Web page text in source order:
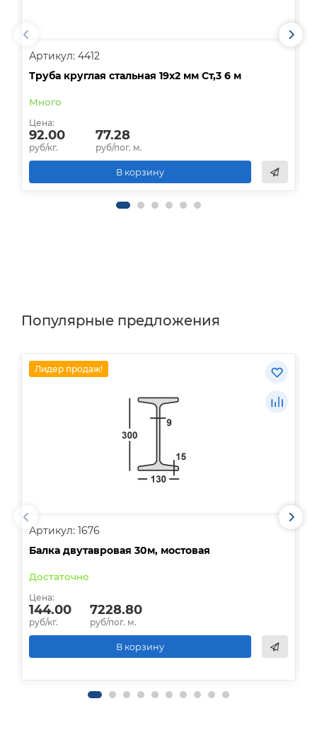
Артикул: 4412
Труба круглая стальная 19х2 мм Ст,3 6 м
Много
Цена:
92.00
руб/кг.
77.28
руб/пог. м.
В корзину
Популярные предложения
Лидер продаж!
Артикул: 1676
Балка двутавровая 30м, мостовая
Достаточно
Цена:
144.00
руб/кг.
7228.80
руб/пог. м.
В корзину